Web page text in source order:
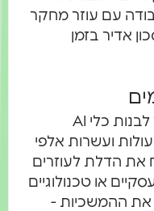
עם עוזר מחקר
אדיר בזמן
חלון ההקשר המורחב מאפשר לבנות כלי AI
ועשרות אלפי
את הדלת לעוזרים
או טכנולוגיים
את ההמשכיות -